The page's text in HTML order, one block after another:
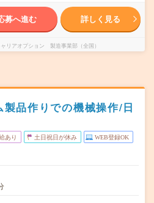
募へ進む 詳しく見る
リアオプション 製造事業部（全国）
製品作りでの機械操作/日
あり 土日祝日が休み WEB登録OK